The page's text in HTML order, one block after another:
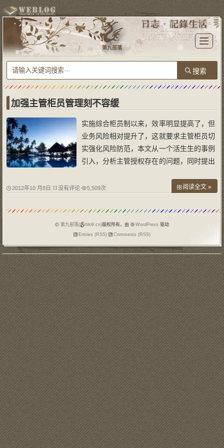
T
o
l
e
n
i
n
第九部落
加强主管柜员管理刻不容缓
实施综合柜员制以来，效率明显提高了，但
业务风险相对提升了，这就要求主管柜员切
实强化风险防范，本文从一个活生生的事例
引入，分析主管授权存在的问题，同时提出
“一客户夫妇两人到宣化一网点取一笔15万
行支取，可当营业员将123元的利息递给
2012年10 月8日 没有评论 5,509次 阅读全文 »
第九部落( blo9.cn)版权所有，由 WordPress 驱动
Entries (RSS)
Comments (RSS)